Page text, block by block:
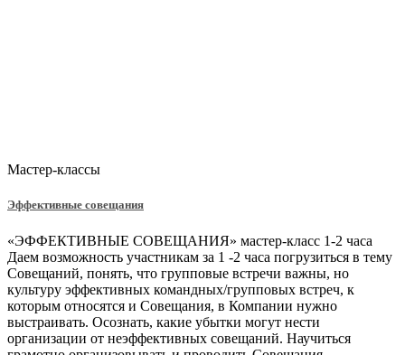
Мастер-классы
Эффективные совещания
«ЭФФЕКТИВНЫЕ СОВЕЩАНИЯ» мастер-класс 1-2 часа
Даем возможность участникам за 1 -2 часа погрузиться в тему
Совещаний, понять, что групповые встречи важны, но
культуру эффективных командных/групповых встреч, к
которым относятся и Совещания, в Компании нужно
выстраивать. Осознать, какие убытки могут нести
организации от неэффективных совещаний. Научиться